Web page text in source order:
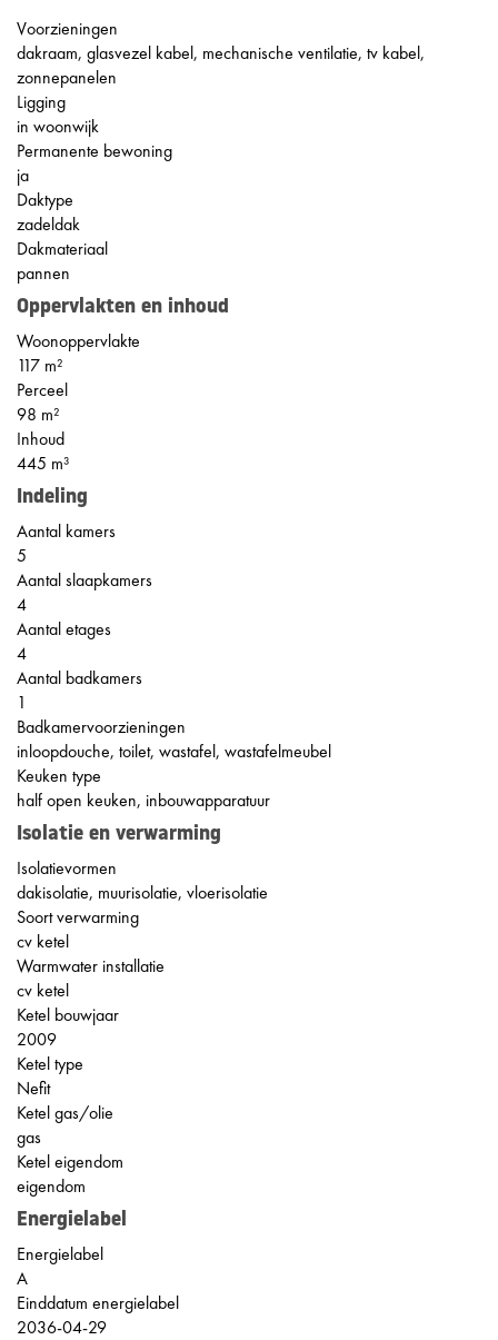
Voorzieningen
dakraam, glasvezel kabel, mechanische ventilatie, tv kabel,
zonnepanelen
Ligging
in woonwijk
Permanente bewoning
ja
Daktype
zadeldak
Dakmateriaal
pannen
Oppervlakten en inhoud
Woonoppervlakte
117 m²
Perceel
98 m²
Inhoud
445 m³
Indeling
Aantal kamers
5
Aantal slaapkamers
4
Aantal etages
4
Aantal badkamers
1
Badkamervoorzieningen
inloopdouche, toilet, wastafel, wastafelmeubel
Keuken type
half open keuken, inbouwapparatuur
Isolatie en verwarming
Isolatievormen
dakisolatie, muurisolatie, vloerisolatie
Soort verwarming
cv ketel
Warmwater installatie
cv ketel
Ketel bouwjaar
2009
Ketel type
Nefit
Ketel gas/olie
gas
Ketel eigendom
eigendom
Energielabel
Energielabel
A
Einddatum energielabel
2036-04-29